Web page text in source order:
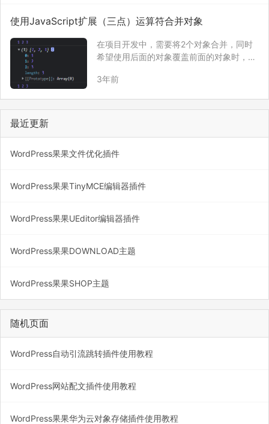
使用JavaScript扩展（三点）运算符合并对象
在项目开发中，需要将2个对象合并，同时
希望使用后面的对象覆盖前面的对象时，可
例一：展开数组元素 let arr = [1,2,3]; cons
3年前
最近更新
WordPress果果文件优化插件
WordPress果果TinyMCE编辑器插件
WordPress果果UEditor编辑器插件
WordPress果果DOWNLOAD主题
WordPress果果SHOP主题
随机页面
WordPress自动引流跳转插件使用教程
WordPress网站配文插件使用教程
WordPress果果华为云对象存储插件使用教程